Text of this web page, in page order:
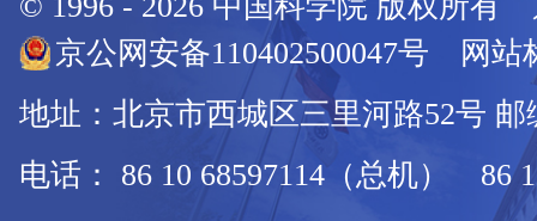
京公网安备110402500047号 网站
地址：北京市西城区三里河路52号 邮
电话： 86 10 68597114（总机） 86